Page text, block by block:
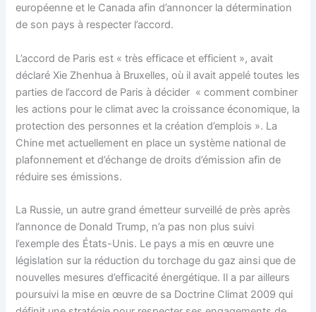
européenne et le Canada afin d’annoncer la détermination
de son pays à respecter l’accord.
L’accord de Paris est « très efficace et efficient », avait
déclaré Xie Zhenhua à Bruxelles, où il avait appelé toutes les
parties de l’accord de Paris à décider « comment combiner
les actions pour le climat avec la croissance économique, la
protection des personnes et la création d’emplois ». La
Chine met actuellement en place un système national de
plafonnement et d’échange de droits d’émission afin de
réduire ses émissions.
La Russie, un autre grand émetteur surveillé de près après
l’annonce de Donald Trump, n’a pas non plus suivi
l’exemple des États-Unis. Le pays a mis en œuvre une
législation sur la réduction du torchage du gaz ainsi que de
nouvelles mesures d’efficacité énergétique. Il a par ailleurs
poursuivi la mise en œuvre de sa Doctrine Climat 2009 qui